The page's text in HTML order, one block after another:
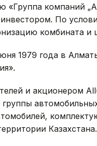
«Группа компаний
По
комбината и
1979 года в
и акционером
Казахстана.